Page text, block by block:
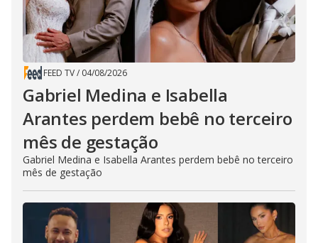
FEED TV/ 04/08/2026
Gabriel Medina e Isabella
Arantes perdem bebê no terceiro
mês de gestação
Gabriel Medina e Isabella Arantes perdem bebê no terceiro
mês de gestação